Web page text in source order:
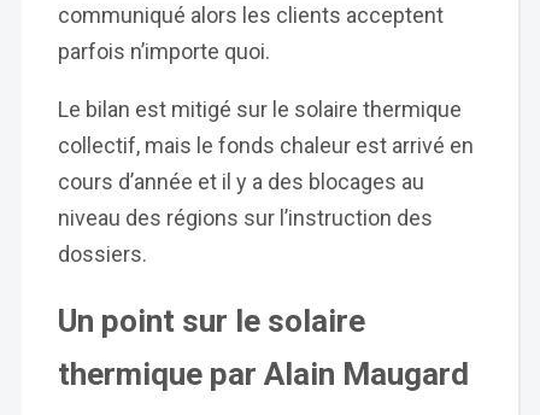
communiqué alors les clients acceptent
parfois n’importe quoi.
Le bilan est mitigé sur le solaire thermique
collectif, mais le fonds chaleur est arrivé en
cours d’année et il y a des blocages au
niveau des régions sur l’instruction des
dossiers.
Un point sur le solaire
thermique par Alain Maugard